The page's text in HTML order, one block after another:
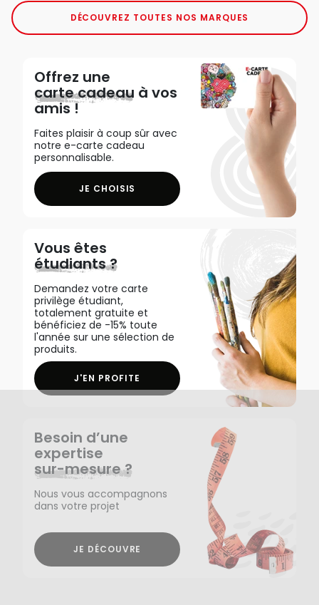
DÉCOUVREZ TOUTES NOS MARQUES
Offrez une
carte cadeau à vos
amis !
Faites plaisir à coup sûr avec
notre e-carte cadeau
personnalisable.
JE CHOISIS
Vous êtes
étudiants ?
Demandez votre carte
privilège étudiant,
totalement gratuite et
bénéficiez de -15% toute
l'année sur une sélection de
produits.
J'EN PROFITE
Besoin d’une
expertise
sur-mesure ?
Nous vous accompagnons
dans votre projet
JE DÉCOUVRE